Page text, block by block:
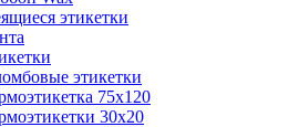
этикетки
этикетки
75х120
30х20